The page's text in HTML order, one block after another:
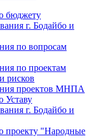
бюджету
г. Бодайбо и
по вопросам
по проектам
рисков
проектов МНПА
Уставу
г. Бодайбо и
проекту "Народные